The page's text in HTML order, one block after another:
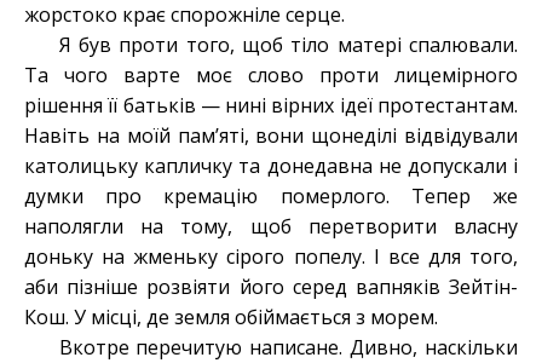
жорстоко крає спорожніле серце.
Я був проти того, щоб тіло матері спалювали.
Та чого варте моє слово проти лицемірного
рішення її батьків — нині вірних ідеї протестантам.
Навіть на моїй пам’яті, вони щонеділі відвідували
католицьку капличку та донедавна не допускали і
думки про кремацію померлого. Тепер же
наполягли на тому, щоб перетворити власну
доньку на жменьку сірого попелу. І все для того,
аби пізніше розвіяти його серед вапняків Зейтін-
Кош. У місці, де земля обіймається з морем.
Вкотре перечитую написане. Дивно, наскільки